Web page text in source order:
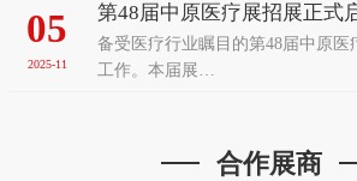
05
2025-11
第48届中原医疗展招展正式
盛会再聚郑州
备受医疗行业瞩目的第48届中原医
工作。本届展…
合作展商